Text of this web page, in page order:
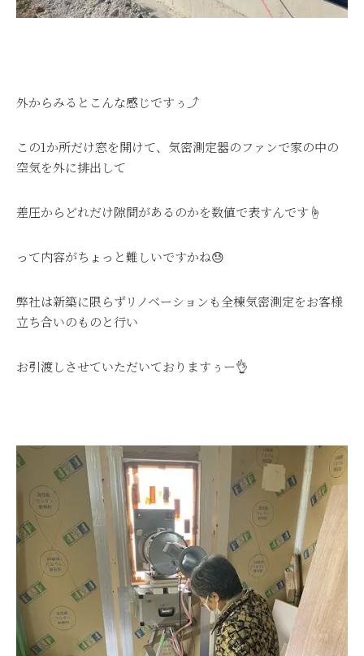
外からみるとこんな感じですぅ⤴
この1か所だけ窓を開けて、気密測定器のファンで家の中の
空気を外に排出して
差圧からどれだけ隙間があるのかを数値で表すんです☝
って内容がちょっと難しいですかね😓
弊社は新築に限らずリノベーションも全棟気密測定をお客様
立ち合いのものと行い
お引渡しさせていただいておりますぅー👌